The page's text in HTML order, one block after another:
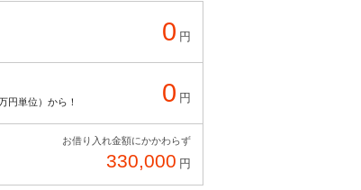
0 円
円単位）から！ 0 円
お借り入れ金額にかかわらず
330,000 円